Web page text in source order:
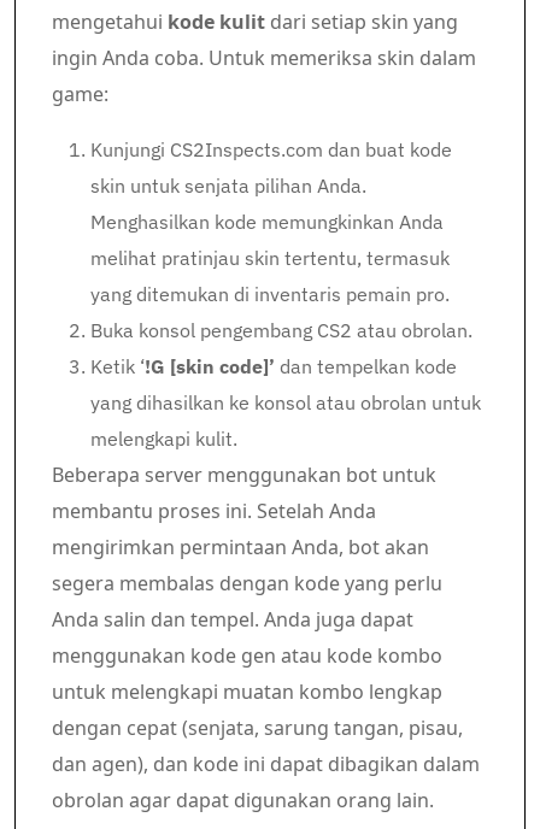
mengetahui kode kulit dari setiap skin yang
ingin Anda coba. Untuk memeriksa skin dalam
game:
Kunjungi CS2Inspects.com dan buat kode
skin untuk senjata pilihan Anda.
Menghasilkan kode memungkinkan Anda
melihat pratinjau skin tertentu, termasuk
yang ditemukan di inventaris pemain pro.
Buka konsol pengembang CS2 atau obrolan.
Ketik ‘!G [skin code]’ dan tempelkan kode
yang dihasilkan ke konsol atau obrolan untuk
melengkapi kulit.
Beberapa server menggunakan bot untuk
membantu proses ini. Setelah Anda
mengirimkan permintaan Anda, bot akan
segera membalas dengan kode yang perlu
Anda salin dan tempel. Anda juga dapat
menggunakan kode gen atau kode kombo
untuk melengkapi muatan kombo lengkap
dengan cepat (senjata, sarung tangan, pisau,
dan agen), dan kode ini dapat dibagikan dalam
obrolan agar dapat digunakan orang lain.